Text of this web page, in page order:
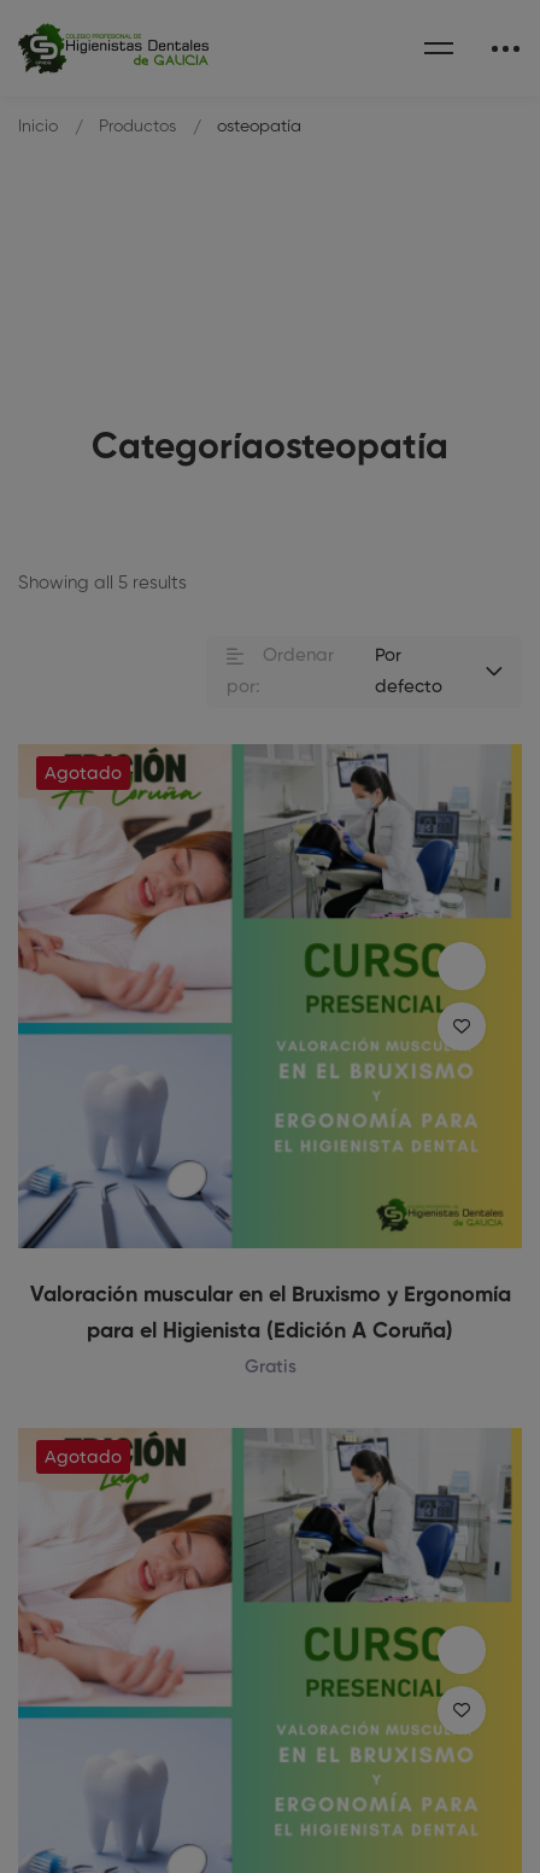
Categoríaosteopatía
Inicio Productos osteopatía
Showing all 5 results
Ordenar
por:
Por
defecto
Agotado
Valoración muscular en el Bruxismo y Ergonomía
para el Higienista (Edición A Coruña)
Gratis
Agotado